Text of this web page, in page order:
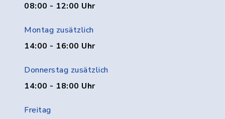
08:00 - 12:00 Uhr
Montag zusätzlich
14:00 - 16:00 Uhr
Donnerstag zusätzlich
14:00 - 18:00 Uhr
Freitag